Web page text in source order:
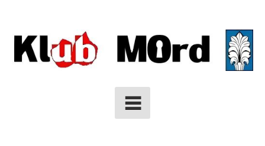
to
content